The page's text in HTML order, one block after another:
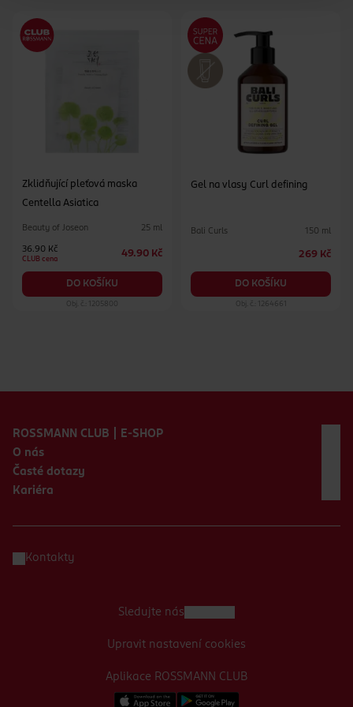
Zklidňující pleťová maska
Centella Asiatica
Beauty of Joseon 25 ml
36.90 Kč
CLUB cena
49.90 Kč
DO KOŠÍKU
Obj. č.: 1205800
Gel na vlasy Curl defining
Bali Curls 150 ml
269 Kč
DO KOŠÍKU
Obj. č.: 1264661
ROSSMANN CLUB | E-SHOP
O nás
Časté dotazy
Kariéra
Kontakty
Aplikace ROSSMANN CLUB
Sledujte nás
Upravit nastavení cookies